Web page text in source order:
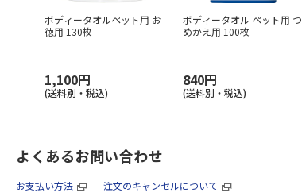
ボディータオルペット用 お
徳用 130枚
1,100円
(送料別・税込)
ボディータオル ペット用 つ
めかえ用 100枚
840円
(送料別・税込)
よくあるお問い合わせ
お支払い方法 注文のキャンセルについて